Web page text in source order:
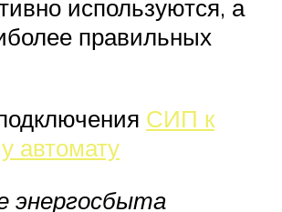
используются, а
правильных
СИП к
автомату
энергосбыта